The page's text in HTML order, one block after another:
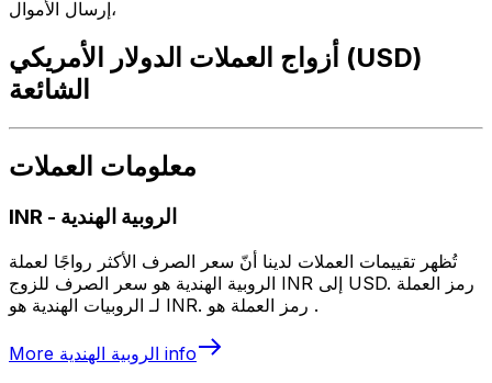
إرسال الأموال،
أزواج العملات الدولار الأمريكي (USD)
الشائعة
معلومات العملات
INR - الروبية الهندية
تُظهر تقييمات العملات لدينا أنّ سعر الصرف الأكثر رواجًا لعملة
الروبية الهندية هو سعر الصرف للزوج INR إلى USD. رمز العملة
لـ الروبيات الهندية هو INR. رمز العملة هو ₹.
More الروبية الهندية info